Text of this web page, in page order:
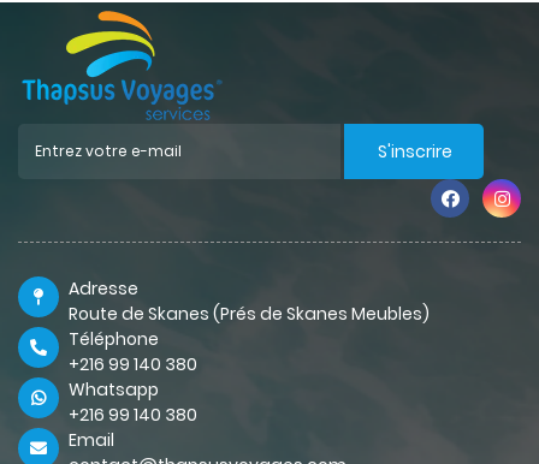
S'inscrire
Adresse
Route de Skanes (Prés de Skanes Meubles)
Téléphone
+216 99 140 380
Whatsapp
+216 99 140 380
Email